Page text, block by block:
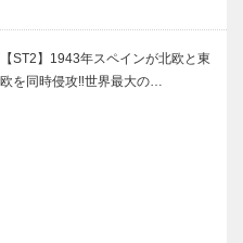
【ST2】1943年スペインが北欧と東
欧を同時侵攻‼︎世界最大の…